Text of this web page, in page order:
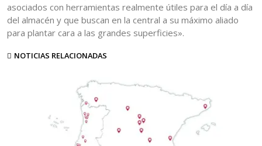
asociados con herramientas realmente útiles para el día a día
del almacén y que buscan en la central a su máximo aliado
para plantar cara a las grandes superficies».
NOTICIAS RELACIONADAS